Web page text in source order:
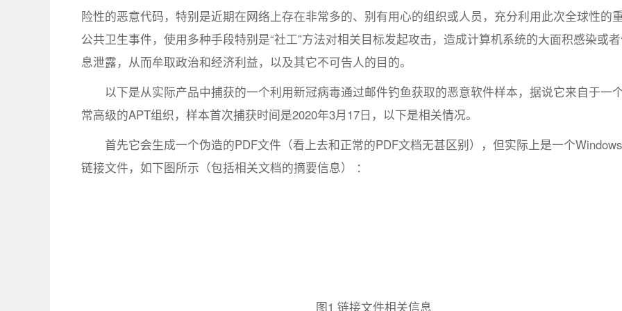
险性的恶意代码，特别是近期在网络上存在非常多的、别有用心的组织或人员，充分利用此次全球性的
公共卫生事件，使用多种手段特别是“社工”方法对相关目标发起攻击，造成计算机系统的大面积感染或
息泄露，从而牟取政治和经济利益，以及其它不可告人的目的。
以下是从实际产品中捕获的一个利用新冠病毒通过邮件钓鱼获取的恶意软件样本，据说它来自于一
常高级的APT组织，样本首次捕获时间是2020年3月17日，以下是相关情况。
首先它会生成一个伪造的PDF文件（看上去和正常的PDF文档无甚区别），但实际上是一个
链接文件，如下图所示（包括相关文档的摘要信息） ：
图1 链接文件相关信息